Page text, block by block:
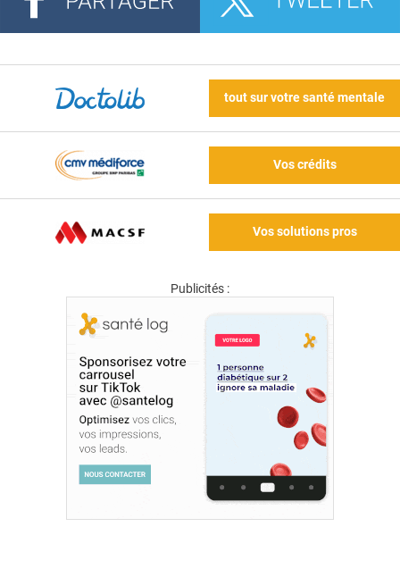
tout sur votre santé mentale
Vos crédits
Vos solutions pros
Publicités :